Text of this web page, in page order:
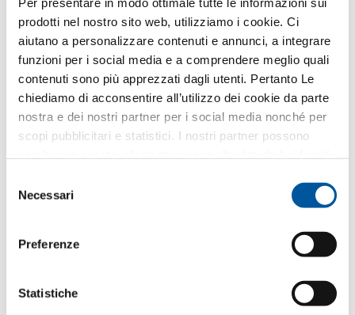
prodotti nel nostro sito web, utilizziamo i cookie. Ci
aiutano a personalizzare contenuti e annunci, a integrare
funzioni per i social media e a comprendere meglio quali
contenuti sono più apprezzati dagli utenti. Pertanto Le
chiediamo di acconsentire all’utilizzo dei cookie da parte
nostra e dei nostri partner per i social media nonché per
scopi pubblicitari e statistici. I nostri partner possono
delNecessari
Preferenze
Statistiche
Richiedere voci di capitolato
Richiedere campioni di prodotto
Richiedere dati CAD
FIN-Slide Nova-line Plus 170
alluminio-alluminio
Scaricare scheda tecnica di prodotto
Richiedere campioni di prodotto